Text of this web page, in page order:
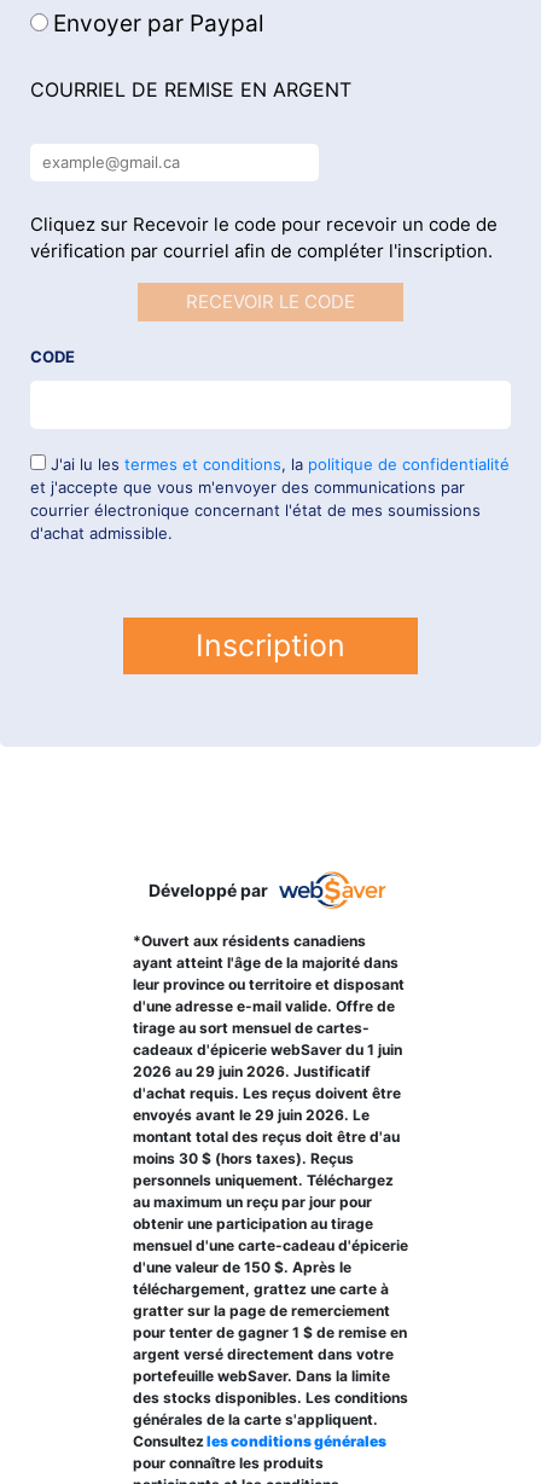
Envoyer par Paypal
COURRIEL DE REMISE EN ARGENT
Cliquez sur Recevoir le code pour recevoir un code de
vérification par courriel afin de compléter l'inscription.
RECEVOIR LE CODE
CODE
J'ai lu les termes et conditions, la politique de confidentialité
et j'accepte que vous m'envoyer des communications par
courrier électronique concernant l'état de mes soumissions
d'achat admissible.
Inscription
Développé par
*Ouvert aux résidents canadiens
ayant atteint l'âge de la majorité dans
leur province ou territoire et disposant
d'une adresse e-mail valide. Offre de
tirage au sort mensuel de cartes-
cadeaux d'épicerie webSaver du 1 juin
2026 au 29 juin 2026. Justificatif
d'achat requis. Les reçus doivent être
envoyés avant le 29 juin 2026. Le
montant total des reçus doit être d'au
moins 30 $ (hors taxes). Reçus
personnels uniquement. Téléchargez
au maximum un reçu par jour pour
obtenir une participation au tirage
mensuel d'une carte-cadeau d'épicerie
d'une valeur de 150 $. Après le
téléchargement, grattez une carte à
gratter sur la page de remerciement
pour tenter de gagner 1 $ de remise en
argent versé directement dans votre
portefeuille webSaver. Dans la limite
des stocks disponibles. Les conditions
générales de la carte s'appliquent.
Consultez les conditions générales
pour connaître les produits